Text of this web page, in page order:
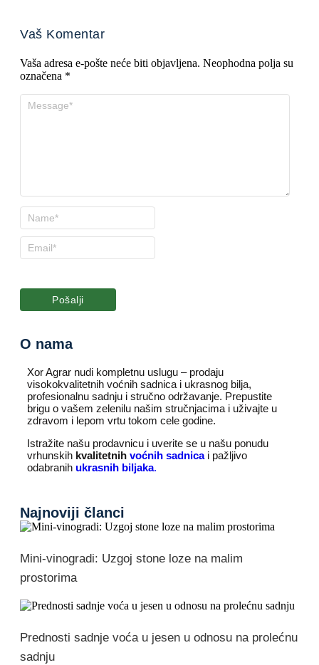
Vaš Komentar
Vaša adresa e-pošte neće biti objavljena. Neophodna polja su
označena *
O nama
Xor Agrar nudi kompletnu uslugu – prodaju
visokokvalitetnih voćnih sadnica i ukrasnog bilja,
profesionalnu sadnju i stručno održavanje. Prepustite
brigu o vašem zelenilu našim stručnjacima i uživajte u
zdravom i lepom vrtu tokom cele godine.
Istražite našu prodavnicu i uverite se u našu ponudu
vrhunskih kvalitetnih voćnih sadnicai pažljivo
odabranih ukrasnih biljaka.
Najnoviji članci
Mini-vinogradi: Uzgoj stone loze na malim
prostorima
Prednosti sadnje voća u jesen u odnosu na prolećnu
sadnju